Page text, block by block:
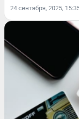
24 сентября, 2025,